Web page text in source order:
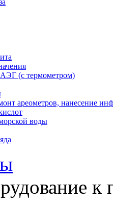
(с термометром)
ареометров, нанесение
воды
к